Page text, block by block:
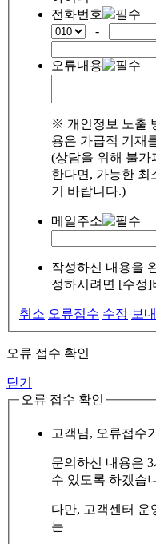
전화번호
-
오류내용
※ 개인정보 노출
용은 가급적 기재
(상담을 위해 불가
한다면, 가능한 최
기 바랍니다.)
메일주소
작성하신 내용을
정하시려면 [수정]
취소 오류접수 수정 보
오류 접수 확인
닫기
오류 접수 확인
고객님, 오류접수
문의하신 내용은
수 있도록 하겠습
다만, 고객센터 운
는